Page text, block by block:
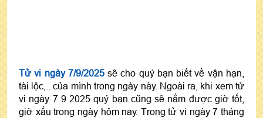
Tử vi ngày 7/9/2025sẽ cho quý bạn biết về vận hạn,
tài lộc,...của mình trong ngày này. Ngoài ra, khi xem tử
vi ngày 7 9 2025 quý bạn cũng sẽ nắm được giờ tốt,
giờ xấu trong ngày hôm nay. Trong tử vi ngày 7 tháng